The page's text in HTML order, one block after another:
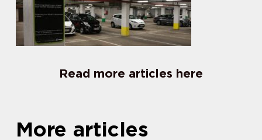
Read more articles here
More articles